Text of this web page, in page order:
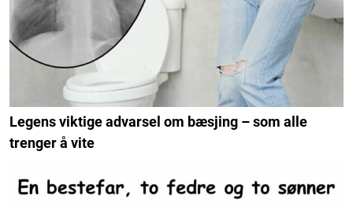
Legens viktige advarsel om bæsjing – som alle
trenger å vite